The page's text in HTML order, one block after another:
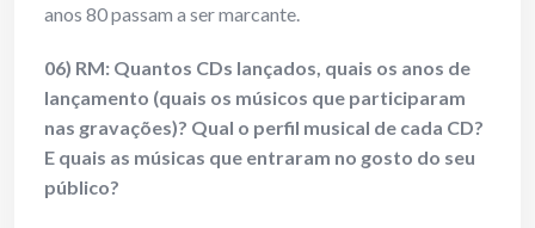
anos 80 passam a ser marcante.
06) RM: Quantos CDs lançados, quais os anos de
lançamento (quais os músicos que participaram
nas gravações)? Qual o perfil musical de cada CD?
E quais as músicas que entraram no gosto do seu
público?